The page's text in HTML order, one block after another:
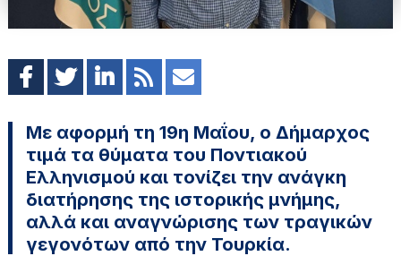
Με αφορμή τη 19η Μαΐου, ο Δήμαρχος
τιμά τα θύματα του Ποντιακού
Ελληνισμού και τονίζει την ανάγκη
διατήρησης της ιστορικής μνήμης,
αλλά και αναγνώρισης των τραγικών
γεγονότων από την Τουρκία.